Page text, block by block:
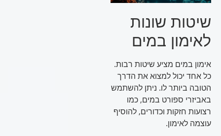
שיטות שונות
לאימון במים
אימון במים מציע שיטות רבות.
כל אחד יכול למצוא את הדרך
הטובה ביותר לו. ניתן להשתמש
באביזרי ספורט במים, כמו
רצועות חזקות וכדורים, להוסיף
עוצמה לאימון.